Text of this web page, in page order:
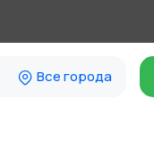
Все города